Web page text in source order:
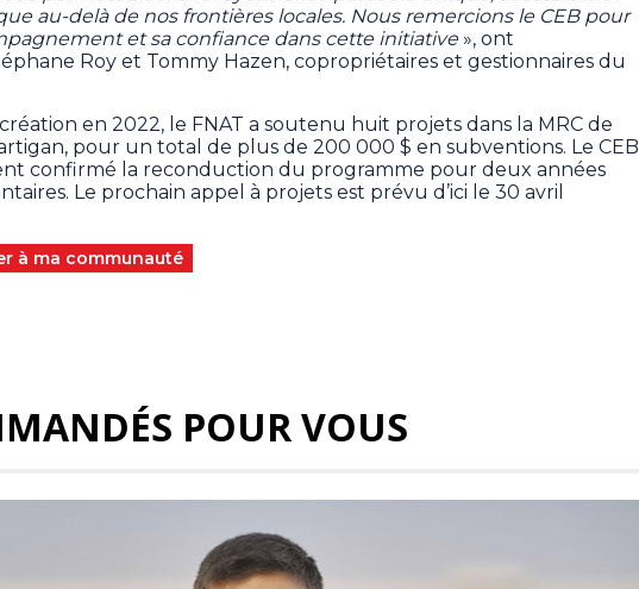
au-delà de nos frontières locales. Nous remercions le CEB pour
et sa confiance dans cette initiative», ont
Roy et Tommy Hazen, copropriétaires et gestionnaires du
en 2022, le FNAT a soutenu huit projets dans la MRC de
pour un total de plus de 200 000 $ en subventions. Le CEB
confirmé la reconduction du programme pour deux années
Le prochain appel à projets est prévu d’ici le 30 avril
à ma communauté
POUR VOUS